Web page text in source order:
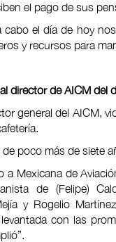
el pago de sus
cabo el día de hoy
y recursos para
director de AICM del
general del AICM,
poco más de siete
a Mexicana de
de (Felipe)
y Rogelio
con las